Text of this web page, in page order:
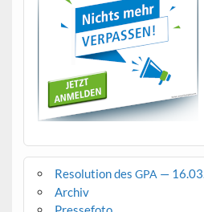
Resolution des GPA —
Archiv